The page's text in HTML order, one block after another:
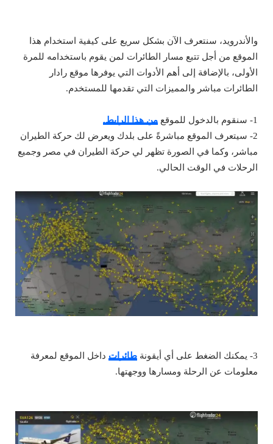
والأندرويد، سنتعرف الآن بشكل سريع على كيفية استخدام هذا
الموقع من أجل تتبع مسار الطائرات لمن يقوم باستخدامه للمرة
الأولى، بالإضافة إلى أهم الأدوات التي يوفرها موقع رادار
الطائرات مباشر والمميزات التي تقدمها للمستخدم.
1- سنقوم بالدخول للموقع
من هذا الرابط.
2- سيتعرف الموقع مباشرةً على بلدك ويعرض لك حركة الطيران
مباشر، وكما في الصورة تظهر لي حركة الطيران في مصر وجميع
الرحلات في الوقت الحالي.
3- يمكنك الضغط على أي أيقونة طائرات داخل الموقع لمعرفة
معلومات عن الرحلة ومسارها ووجهتها.